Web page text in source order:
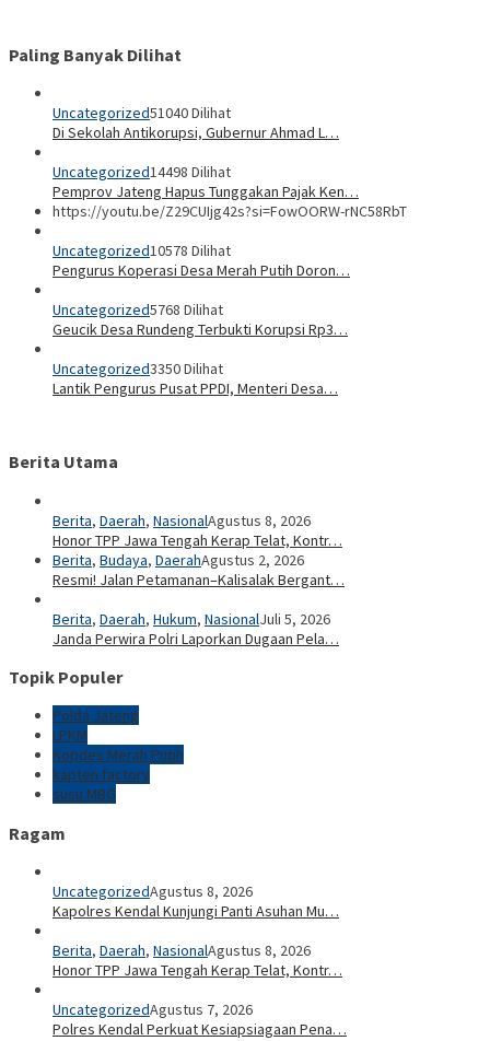
Paling Banyak Dilihat
Uncategorized51040 Dilihat
Di Sekolah Antikorupsi, Gubernur Ahmad L…
Uncategorized14498 Dilihat
Pemprov Jateng Hapus Tunggakan Pajak Ken…
https://youtu.be/Z29CUIjg42s?si=FowOORW-rNC58RbT
Uncategorized10578 Dilihat
Pengurus Koperasi Desa Merah Putih Doron…
Uncategorized5768 Dilihat
Geucik Desa Rundeng Terbukti Korupsi Rp3…
Uncategorized3350 Dilihat
Lantik Pengurus Pusat PPDI, Menteri Desa…
Berita Utama
Berita, Daerah, NasionalAgustus 8, 2026
Honor TPP Jawa Tengah Kerap Telat, Kontr…
Berita, Budaya, DaerahAgustus 2, 2026
Resmi! Jalan Petamanan–Kalisalak Bergant…
Berita, Daerah, Hukum, NasionalJuli 5, 2026
Janda Perwira Polri Laporkan Dugaan Pela…
Topik Populer
Polda Jateng
LPKM
Kopdes Merah Putih
kapten factory
susu MBG
Ragam
UncategorizedAgustus 8, 2026
Kapolres Kendal Kunjungi Panti Asuhan Mu…
Berita, Daerah, NasionalAgustus 8, 2026
Honor TPP Jawa Tengah Kerap Telat, Kontr…
UncategorizedAgustus 7, 2026
Polres Kendal Perkuat Kesiapsiagaan Pena…